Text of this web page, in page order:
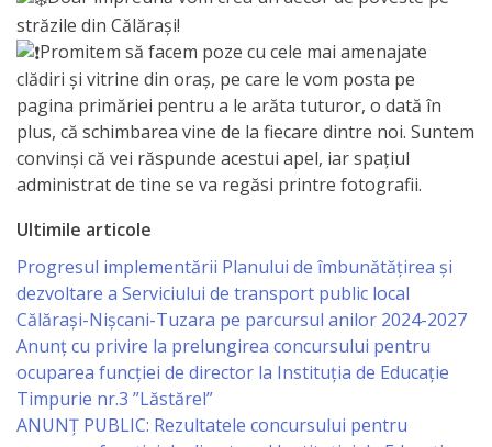
Lista
colaboratorilor
Primăriei
Călăraşi
Serviciul
Arhitectură
şi
Urbanism
străzile din Călărași!
Promitem să facem poze cu cele mai amenajate
clădiri și vitrine din oraș, pe care le vom posta pe
pagina primăriei pentru a le arăta tuturor, o dată în
plus, că schimbarea vine de la fiecare dintre noi. Suntem
convinși că vei răspunde acestui apel, iar spațiul
administrat de tine se va regăsi printre fotografii.
Ultimile articole
Progresul implementării Planului de îmbunătățirea și
dezvoltare a Serviciului de transport public local
Călărași-Nișcani-Tuzara pe parcursul anilor 2024-2027
Anunț cu privire la prelungirea concursului pentru
ocuparea funcţiei de director la Instituția de Educație
Timpurie nr.3 ”Lăstărel”
ANUNȚ PUBLIC: Rezultatele concursului pentru